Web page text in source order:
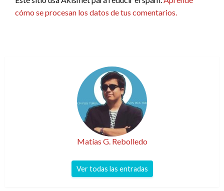
cómo se procesan los datos de tus comentarios.
Matías G. Rebolledo
Ver todas las entradas